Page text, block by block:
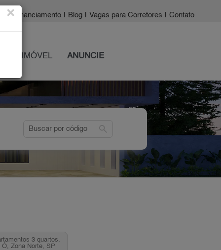
| Financiamento Blog Vagas para Corretores Contato
IMÓVEL ANUNCIE
search
3 quartos,
Ó, Zona Norte, SP
×